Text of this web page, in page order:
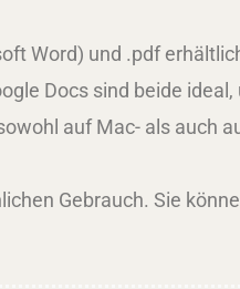
Word) und .pdf
Docs sind beide
auf Mac- als auch
Gebrauch. Sie